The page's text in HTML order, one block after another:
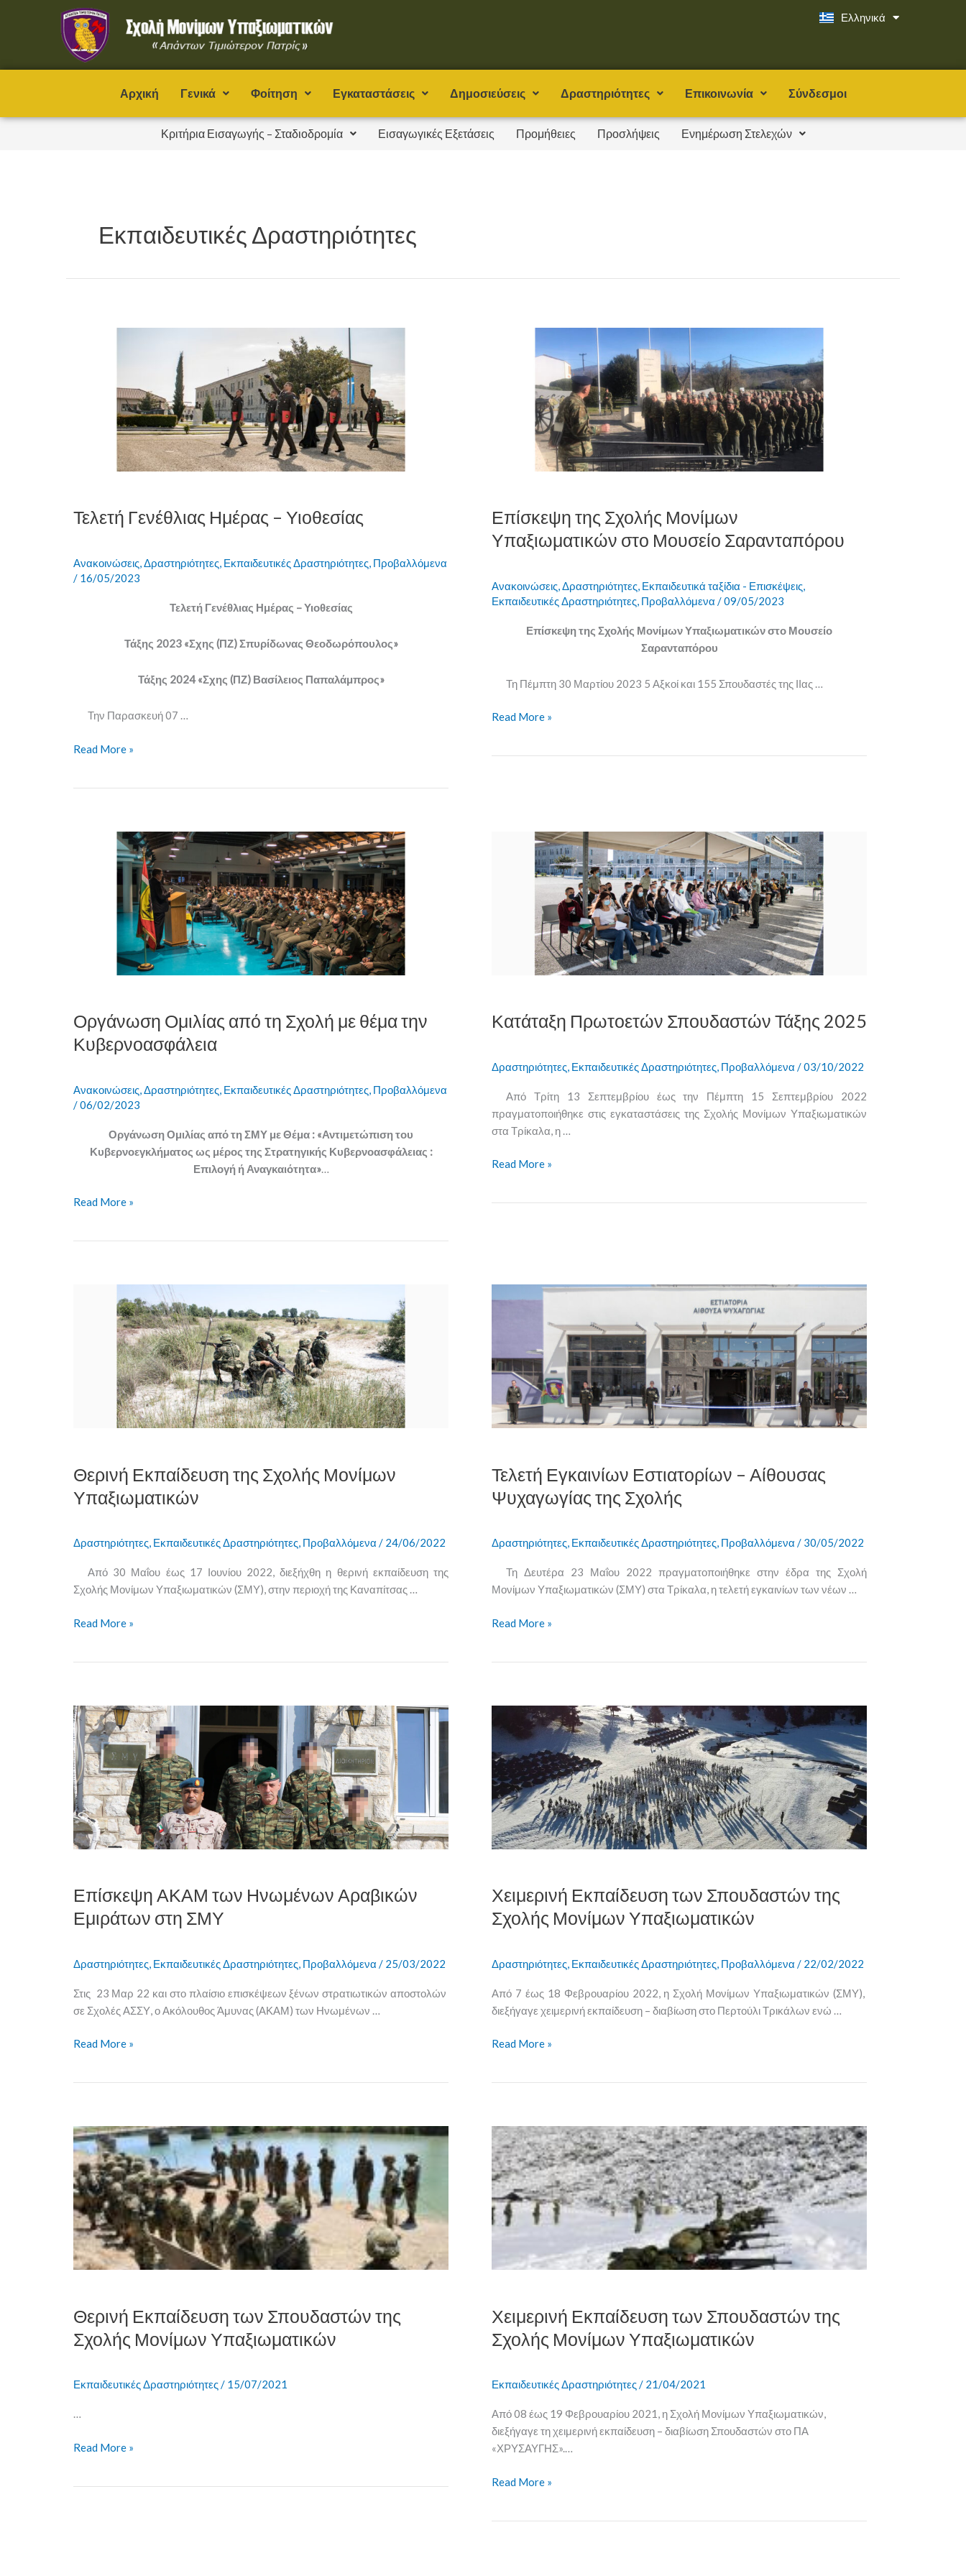
Ελληνικά
English
Αρχική Γενικά Φοίτηση Εγκαταστάσεις Δημοσιεύσεις Δραστηριότητες Επικοινωνία Σύνδεσμοι
Κριτήρια Εισαγωγής – Σταδιοδρομία Εισαγωγικές Εξετάσεις Προμήθειες Προσλήψεις Ενημέρωση Στελεχών
Εκπαιδευτικές Δραστηριότητες
Τελετή Γενέθλιας Ημέρας – Υιοθεσίας
Ανακοινώσεις Δραστηριότητες Εκπαιδευτικές Δραστηριότητες Προβαλλόμενα
/ 16/05/2023
Τελετή Γενέθλιας Ημέρας – Υιοθεσίας
Τάξης 2023 «Σχης (ΠΖ) Σπυρίδωνας Θεοδωρόπουλος»
Τάξης 2024 «Σχης (ΠΖ) Βασίλειος Παπαλάμπρος»
Την Παρασκευή 07 …
Υιοθεσίας
Read More »
Επίσκεψη της Σχολής Μονίμων
Υπαξιωματικών στο Μουσείο Σαρανταπόρου
Ανακοινώσεις Δραστηριότητες Εκπαιδευτικά ταξίδια - Επισκέψεις
Εκπαιδευτικές Δραστηριότητες Προβαλλόμενα /09/05/2023
Επίσκεψη της Σχολής Μονίμων Υπαξιωματικών στο Μουσείο
Σαρανταπόρου
Τη Πέμπτη 30 Μαρτίου 2023 5 Αξκοί και 155 Σπουδαστές της ΙΙας …
Υπαξιωματικών
Σαρανταπόρου
Read More »
Οργάνωση Ομιλίας από τη Σχολή με θέμα την
Κυβερνοασφάλεια
Ανακοινώσεις,Δραστηριότητες, Εκπαιδευτικές Δραστηριότητες, Προβαλλόμενα
/06/02/2023
Οργάνωση Ομιλίας από τη ΣΜΥ με Θέμα : «Αντιμετώπιση του
Κυβερνοεγκλήματος ως μέρος της Στρατηγικής Κυβερνοασφάλειας :
Επιλογή ή Αναγκαιότητα»…
Οργάνωση
Κυβερνοασφάλεια
Read More »
Κατάταξη Πρωτοετών Σπουδαστών Τάξης 2025
Δραστηριότητες, Εκπαιδευτικές Δραστηριότητες, Προβαλλόμενα /03/10/2022
Από Τρίτη 13 Σεπτεμβρίου έως την Πέμπτη 15 Σεπτεμβρίου 2022
πραγματοποιήθηκε στις εγκαταστάσεις της Σχολής Μονίμων Υπαξιωματικών
στα Τρίκαλα, η …
Κατάταξη
Πρωτοετών
Σπουδαστών
Read More »
Θερινή Εκπαίδευση της Σχολής Μονίμων
Υπαξιωματικών
Δραστηριότητες, Εκπαιδευτικές Δραστηριότητες, Προβαλλόμενα / 24/06/2022
Από 30 Μαΐου έως 17 Ιουνίου 2022, διεξήχθη η θερινή εκπαίδευση της
Σχολής Μονίμων Υπαξιωματικών (ΣΜΥ), στην περιοχή της Καναπίτσας …
Εκπαίδευση
Υπαξιωματικών
Read More »
Τελετή Εγκαινίων Εστιατορίων – Αίθουσας
Ψυχαγωγίας της Σχολής
Δραστηριότητες, Εκπαιδευτικές Δραστηριότητες, Προβαλλόμενα / 30/05/2022
Τη Δευτέρα 23 Μαΐου 2022 πραγματοποιήθηκε στην έδρα της Σχολή
Μονίμων Υπαξιωματικών (ΣΜΥ) στα Τρίκαλα, η τελετή εγκαινίων των νέων …
Εστιατορίων
Αίθουσας
Ψυχαγωγίας
Σχολής
Read More »
Επίσκεψη ΑΚΑΜ των Ηνωμένων Αραβικών
Εμιράτων στη ΣΜΥ
Δραστηριότητες, Εκπαιδευτικές Δραστηριότητες, Προβαλλόμενα / 25/03/2022
Στις 23 Μαρ 22 και στο πλαίσιο επισκέψεων ξένων στρατιωτικών αποστολών
σε Σχολές ΑΣΣΥ, ο Ακόλουθος Άμυνας (ΑΚΑΜ) των Ηνωμένων …
Επίσκεψη
ΑΚΑΜ
των
Ηνωμένων
Αραβικών
Εμιράτων
στη
ΣΜΥ
Read More »
Χειμερινή Εκπαίδευση των Σπουδαστών της
Σχολής Μονίμων Υπαξιωματικών
Δραστηριότητες, Εκπαιδευτικές Δραστηριότητες, Προβαλλόμενα / 22/02/2022
Από 7 έως 18 Φεβρουαρίου 2022, η Σχολή Μονίμων Υπαξιωματικών (ΣΜΥ),
διεξήγαγε χειμερινή εκπαίδευση – διαβίωση στο Περτούλι Τρικάλων ενώ …
Χειμερινή
Εκπαίδευση
Σπουδαστών
της
Σχολής
Μονίμων
Υπαξιωματικών
Read More »
Θερινή Εκπαίδευση των Σπουδαστών της
Σχολής Μονίμων Υπαξιωματικών
Εκπαιδευτικές Δραστηριότητες/ 15/07/2021
…
Θερινή
Εκπαίδευση
των
Σπουδαστών
της
Σχολής
Μονίμων
Υπαξιωματικών
Read More »
Χειμερινή Εκπαίδευση των Σπουδαστών της
Σχολής Μονίμων Υπαξιωματικών
Εκπαιδευτικές Δραστηριότητες/ 21/04/2021
Από 08 έως 19 Φεβρουαρίου 2021, η Σχολή Μονίμων Υπαξιωματικών,
διεξήγαγε τη χειμερινή εκπαίδευση – διαβίωση Σπουδαστών στο ΠΑ
«ΧΡΥΣΑΥΓΗΣ».…
Χειμερινή
Εκπαίδευση
των
Σπουδαστών
της
Σχολής
Μονίμων
Υπαξιωματικών
Read More »